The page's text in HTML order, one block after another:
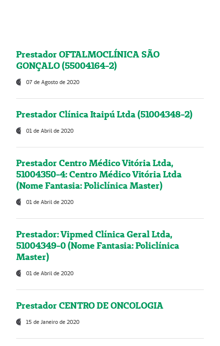
Prestador OFTALMOCLÍNICA SÃO
GONÇALO (55004164-2)
07 de Agosto de 2020
Prestador Clínica Itaipú Ltda (51004348-2)
01 de Abril de 2020
Prestador Centro Médico Vitória Ltda,
51004350-4: Centro Médico Vitória Ltda
(Nome Fantasia: Policlínica Master)
01 de Abril de 2020
Prestador: Vipmed Clínica Geral Ltda,
51004349-0 (Nome Fantasia: Policlínica
Master)
01 de Abril de 2020
Prestador CENTRO DE ONCOLOGIA
15 de Janeiro de 2020